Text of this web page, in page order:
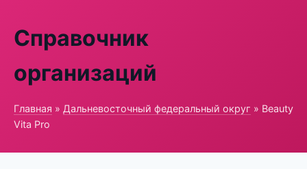
Справочник
организаций
Главная » Дальневосточный федеральный округ » Beauty
Vita Pro